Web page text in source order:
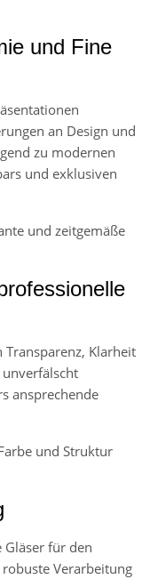
und Fine
an Design und
zu modernen
und exklusiven
und zeitgemäße
Transparenz, Klarheit
ansprechende
und Struktur
für den
Verarbeitung